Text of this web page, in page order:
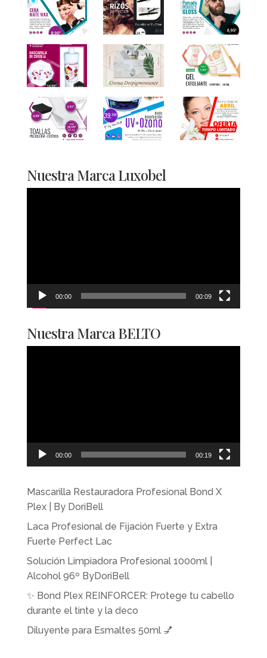
Nuestra Marca Luxobel
00:00 00:09
Nuestra Marca BELTO
00:00 00:19
Mascarilla Restauradora Profesional Bond X
Plex | By DoriBell
Laca Profesional de Fijación Fuerte y Extra
Fuerte Perfect Lac
Solución Limpiadora Profesional 1000ml |
Alcohol 96º ByDoriBell
✨ Bond Plex REINFORCER: Protege tu cabello
durante el tinte y la deco
Diluyente para Esmaltes 50ml 💅